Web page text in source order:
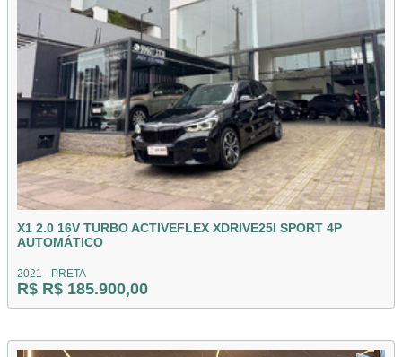
X1 2.0 16V TURBO ACTIVEFLEX XDRIVE25I SPORT 4P
AUTOMÁTICO
2021 - PRETA
R$ R$ 185.900,00